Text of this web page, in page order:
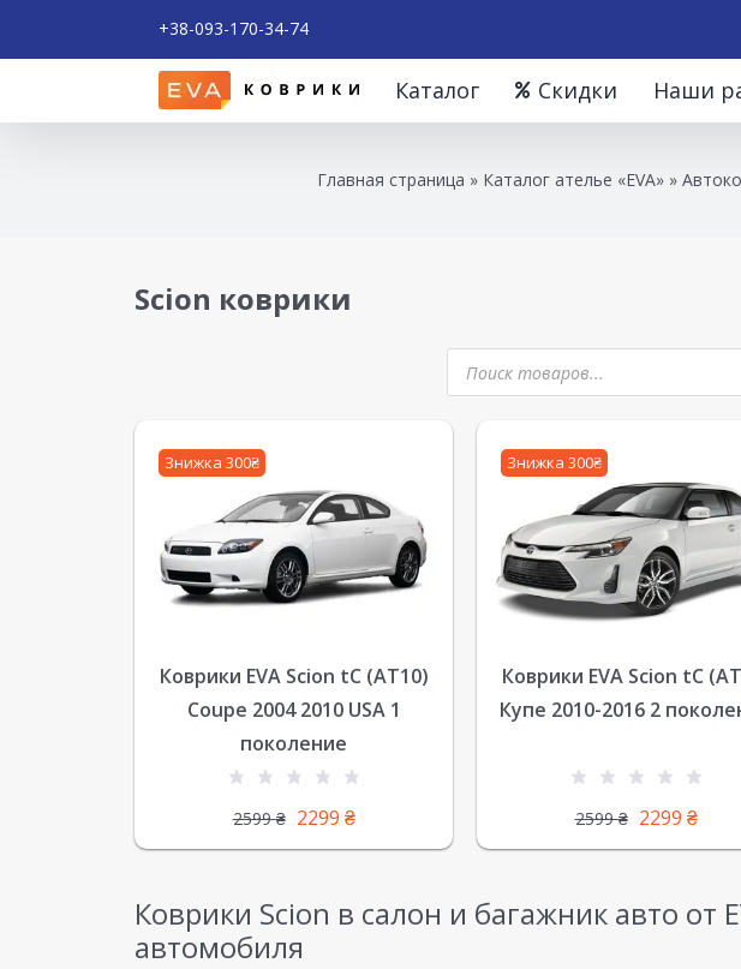
+38-093-170-34-74
Каталог Скидки Наши
Главная страница » Каталог ателье «EVA»»
Scion коврики
Знижка 300₴
Коврики EVA Scion tC (AT10)
Coupe 2004 2010 USA 1
поколение
2599₴ 2299 ₴
Знижка 300₴
Коврики EVA Scion tC
Купе 2010-2016 2
2599₴ 2299 ₴
Коврики Scion в салон и багажник авто от
автомобиля